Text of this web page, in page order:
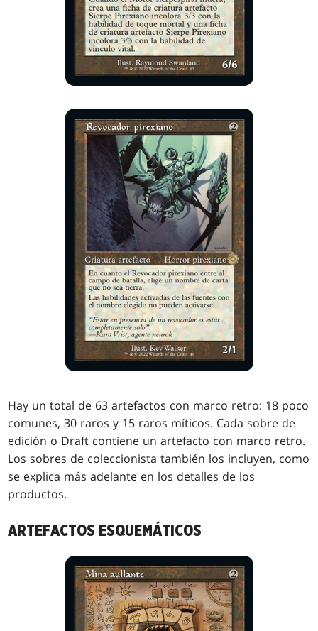
Hay un total de 63 artefactos con marco retro: 18 poco
comunes, 30 raros y 15 raros míticos. Cada sobre de
edición o Draft contiene un artefacto con marco retro.
Los sobres de coleccionista también los incluyen, como
se explica más adelante en los detalles de los
productos.
ARTEFACTOS ESQUEMÁTICOS